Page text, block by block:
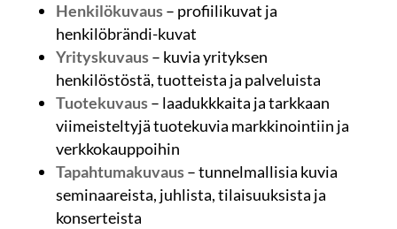
Henkilökuvaus– profiilikuvat ja
henkilöbrändi-kuvat
Yrityskuvaus– kuvia yrityksen
henkilöstöstä, tuotteista ja palveluista
Tuotekuvaus– laadukkkaita ja tarkkaan
viimeisteltyjä tuotekuvia markkinointiin ja
verkkokauppoihin
Tapahtumakuvaus– tunnelmallisia kuvia
seminaareista, juhlista, tilaisuuksista ja
konserteista